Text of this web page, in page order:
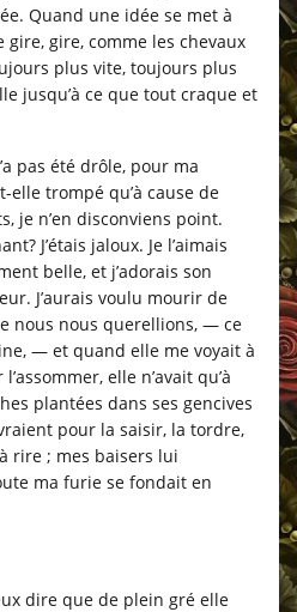
Quand une idée se met à
gire, comme les chevaux
plus vite, toujours plus
jusqu’à ce que tout craque et
pas été drôle, pour ma
elle trompé qu’à cause de
je n’en disconviens point.
J’étais jaloux. Je l’aimais
belle, et j’adorais son
J’aurais voulu mourir de
nous nous querellions, — ce
— et quand elle me voyait à
elle n’avait qu’à
plantées dans ses gencives
pour la saisir, la tordre,
rire ; mes baisers lui
ma furie se fondait en
dire que de plein gré elle